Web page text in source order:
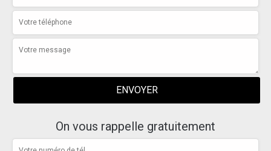
On vous rappelle gratuitement